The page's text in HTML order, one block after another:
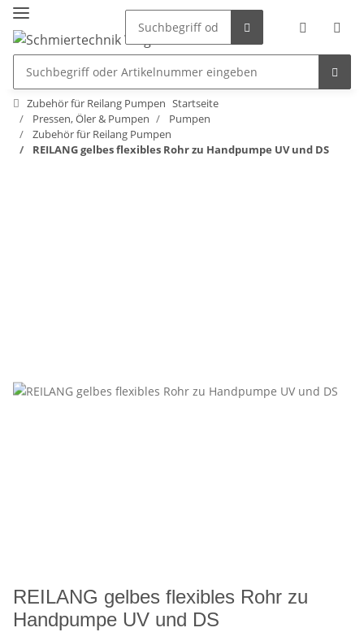
Zubehör für Reilang Pumpen Startseite
Pressen, Öler & Pumpen
Pumpen
Zubehör für Reilang Pumpen
REILANG gelbes flexibles Rohr zu Handpumpe UV und DS
REILANG gelbes flexibles Rohr zu
Handpumpe UV und DS